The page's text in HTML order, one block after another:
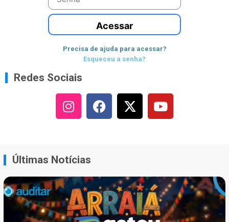
Acessar
Precisa de ajuda para acessar?
Esqueceu a senha?
Redes Sociais
Últimas Notícias